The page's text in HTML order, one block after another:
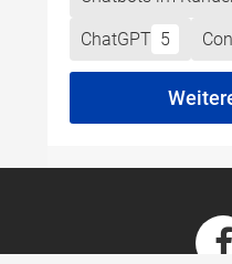
ChatGPT 5